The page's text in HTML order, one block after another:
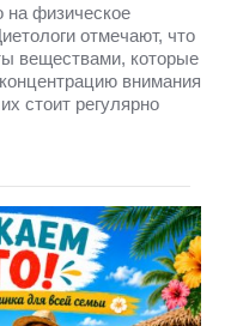
на физическое
отмечают, что
веществами, которые
внимания
стоит регулярно